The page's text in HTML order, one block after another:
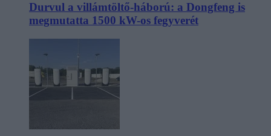
Durvul a villámtöltő-háború: a Dongfeng is
megmutatta 1500 kW-os fegyverét